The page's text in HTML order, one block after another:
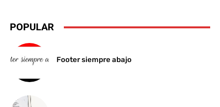
POPULAR
Footer siempre abajo